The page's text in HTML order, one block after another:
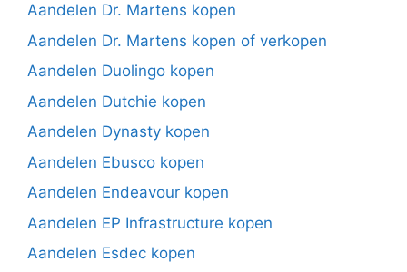
Aandelen Dr. Martens kopen
Aandelen Dr. Martens kopen of verkopen
Aandelen Duolingo kopen
Aandelen Dutchie kopen
Aandelen Dynasty kopen
Aandelen Ebusco kopen
Aandelen Endeavour kopen
Aandelen EP Infrastructure kopen
Aandelen Esdec kopen